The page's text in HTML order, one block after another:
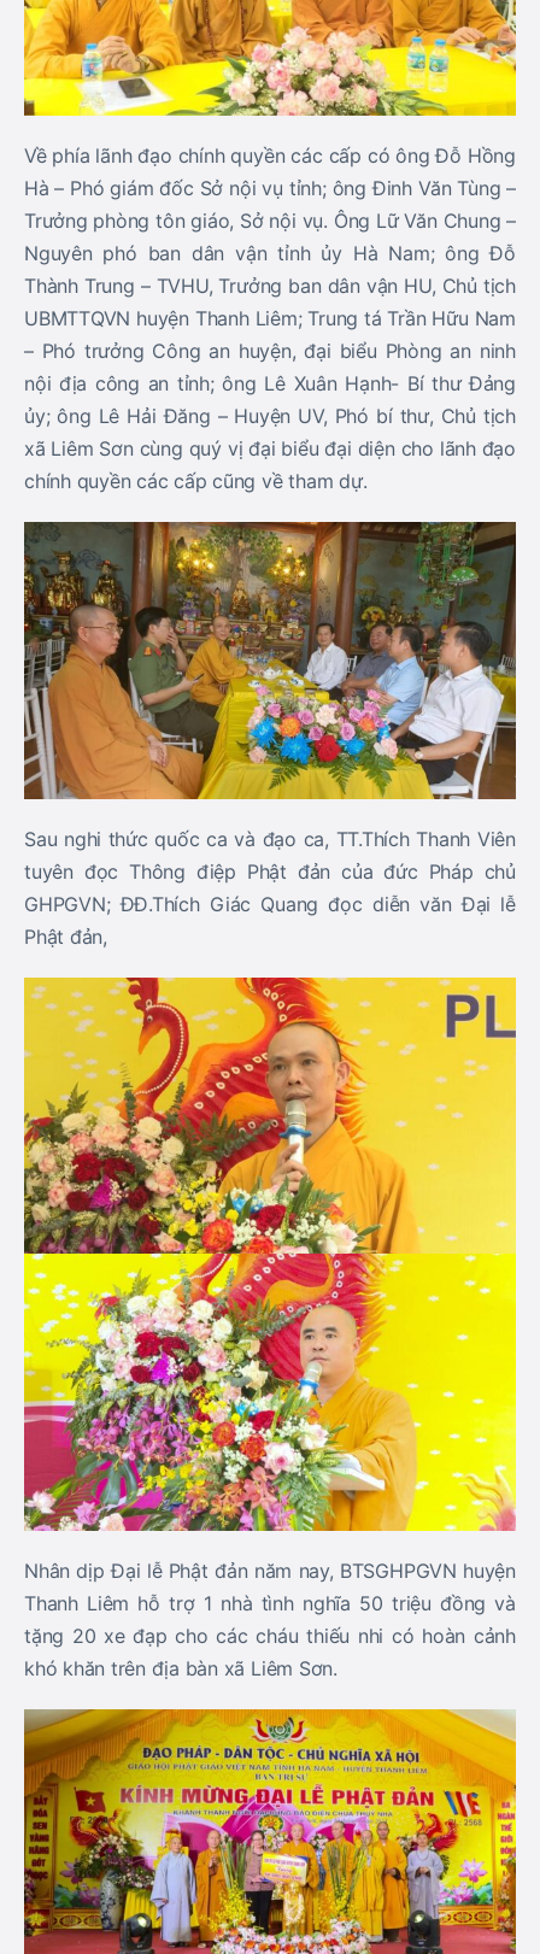
Về phía lãnh đạo chính quyền các cấp có ông Đỗ Hồng
Hà – Phó giám đốc Sở nội vụ tỉnh; ông Đinh Văn Tùng –
Trưởng phòng tôn giáo, Sở nội vụ. Ông Lữ Văn Chung –
Nguyên phó ban dân vận tỉnh ủy Hà Nam; ông Đỗ
Thành Trung – TVHU, Trưởng ban dân vận HU, Chủ tịch
UBMTTQVN huyện Thanh Liêm; Trung tá Trần Hữu Nam
– Phó trưởng Công an huyện, đại biểu Phòng an ninh
nội địa công an tỉnh; ông Lê Xuân Hạnh- Bí thư Đảng
ủy; ông Lê Hải Đăng – Huyện UV, Phó bí thư, Chủ tịch
xã Liêm Sơn cùng quý vị đại biểu đại diện cho lãnh đạo
chính quyền các cấp cũng về tham dự.
Sau nghi thức quốc ca và đạo ca, TT.Thích Thanh Viên
tuyên đọc Thông điệp Phật đản của đức Pháp chủ
GHPGVN; ĐĐ.Thích Giác Quang đọc diễn văn Đại lễ
Phật đản,
Nhân dịp Đại lễ Phật đản năm nay, BTSGHPGVN huyện
Thanh Liêm hỗ trợ 1 nhà tình nghĩa 50 triệu đồng và
tặng 20 xe đạp cho các cháu thiếu nhi có hoàn cảnh
khó khăn trên địa bàn xã Liêm Sơn.